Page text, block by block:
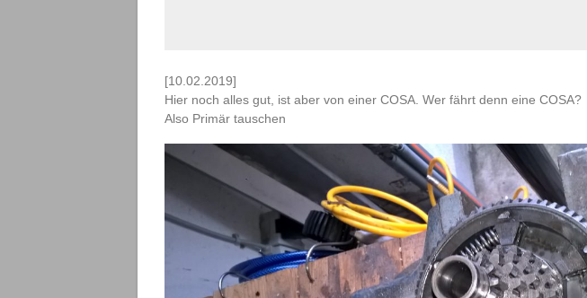
[10.02.2019]
Hier noch alles gut, ist aber von einer COSA. Wer fährt denn eine COSA?
Also Primär tauschen